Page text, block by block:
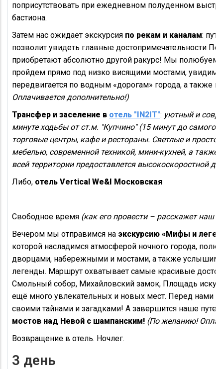
поприсутствовать при ежедневном полуденном
бастиона.
Затем нас ожидает экскурсия по рекам и каналам:
позволит увидеть главные достопримечательности
приобретают абсолютно другой ракурс! Мы
пройдем прямо под низко висящими мостами, увидим,
передвигается по водным «дорогам» города, а
Оплачивается дополнительно!)
Трансфер и заселение в отель "IN2IT": уютный и
минуте ходьбы от ст.м. "Купчино" (15 минут до самого
торговые центры, кафе и рестораны. Светлые и
мебелью, современной техникой, мини-кухней, а также
всей территории предоставлется высокоскоростной
Либо, отель Vertical We&I Московская
Свободное время (как его провести – расскажет наш
Вечером мы отправимся на экскурсию «Мифы и
которой насладимся атмосферой ночного города,
дворцами, набережными и мостами, а также услышим
легенды. Маршрут охватывает самые красивые
Смольный собор, Михайловский замок, Площадь
ещё много увлекательных и новых мест. Перед нами
своими тайнами и загадками! А завершится наше
мостов над Невой с шампанским! (По желанию!
Возвращение в отель. Ночлег.
3 день